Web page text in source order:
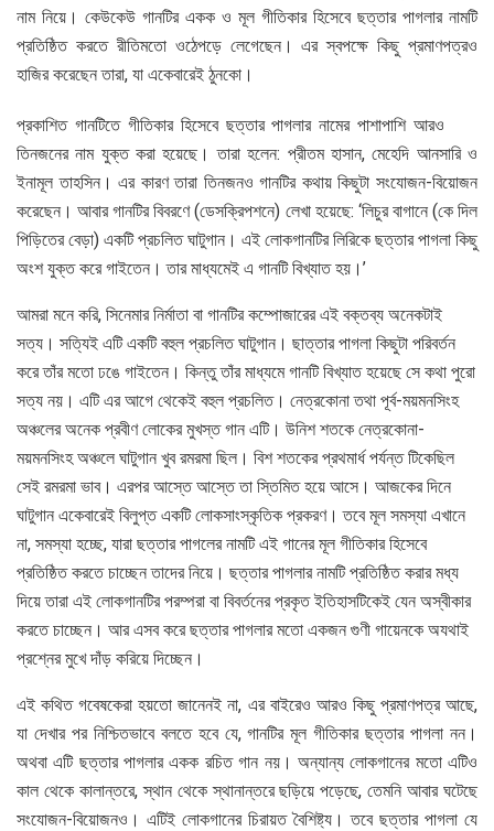
নাম নিয়ে। কেউকেউ গানটির একক ও মূল গীতিকার হিসেবে ছত্তার পাগলার নামটি
প্রতিষ্ঠিত করতে রীতিমতো ওঠেপড়ে লেগেছেন। এর স্বপক্ষে কিছু প্রমাণপত্রও
হাজির করেছেন তারা, যা একেবারেই ঠুনকো।
প্রকাশিত গানটিতে গীতিকার হিসেবে ছত্তার পাগলার নামের পাশাপাশি আরও
তিনজনের নাম যুক্ত করা হয়েছে। তারা হলেন: প্রীতম হাসান, মেহেদি আনসারি ও
ইনামূল তাহসিন। এর কারণ তারা তিনজনও গানটির কথায় কিছুটা সংযোজন-বিয়োজন
করেছেন। আবার গানটির বিবরণে (ডেসক্রিপশনে) লেখা হয়েছে: ‘লিচুর বাগানে (কে দিল
পিড়িতের বেড়া) একটি প্রচলিত ঘাটুগান। এই লোকগানটির লিরিকে ছত্তার পাগলা কিছু
অংশ যুক্ত করে গাইতেন। তার মাধ্যমেই এ গানটি বিখ্যাত হয়।’
আমরা মনে করি, সিনেমার নির্মাতা বা গানটির কম্পোজারের এই বক্তব্য অনেকটাই
সত্য। সত্যিই এটি একটি বহুল প্রচলিত ঘাটুগান। ছাত্তার পাগলা কিছুটা পরিবর্তন
করে তাঁর মতো ঢঙে গাইতেন। কিন্তু তাঁর মাধ্যমে গানটি বিখ্যাত হয়েছে সে কথা পুরো
সত্য নয়। এটি এর আগে থেকেই বহুল প্রচলিত। নেত্রকোনা তথা পূর্ব-ময়মনসিংহ
অঞ্চলের অনেক প্রবীণ লোকের মুখস্ত গান এটি। উনিশ শতকে নেত্রকোনা-
ময়মনসিংহ অঞ্চলে ঘাটুগান খুব রমরমা ছিল। বিশ শতকের প্রথমার্ধ পর্যন্ত টিকেছিল
সেই রমরমা ভাব। এরপর আস্তে আস্তে তা স্তিমিত হয়ে আসে। আজকের দিনে
ঘাটুগান একেবারেই বিলুপ্ত একটি লোকসাংস্কৃতিক প্রকরণ। তবে মূল সমস্যা এখানে
না, সমস্যা হচ্ছে, যারা ছত্তার পাগলের নামটি এই গানের মূল গীতিকার হিসেবে
প্রতিষ্ঠিত করতে চাচ্ছেন তাদের নিয়ে। ছত্তার পাগলার নামটি প্রতিষ্ঠিত করার মধ্য
দিয়ে তারা এই লোকগানটির পরম্পরা বা বিবর্তনের প্রকৃত ইতিহাসটিকেই যেন অস্বীকার
করতে চাচ্ছেন। আর এসব করে ছত্তার পাগলার মতো একজন গুণী গায়েনকে অযথাই
প্রশ্নের মুখে দাঁড় করিয়ে দিচ্ছেন।
এই কথিত গবেষকেরা হয়তো জানেনই না, এর বাইরেও আরও কিছু প্রমাণপত্র আছে,
যা দেখার পর নিশ্চিতভাবে বলতে হবে যে, গানটির মূল গীতিকার ছত্তার পাগলা নন।
অথবা এটি ছত্তার পাগলার একক রচিত গান নয়। অন্যান্য লোকগানের মতো এটিও
কাল থেকে কালান্তরে, স্থান থেকে স্থানান্তরে ছড়িয়ে পড়েছে, তেমনি আবার ঘটেছে
সংযোজন-বিয়োজনও। এটিই লোকগানের চিরায়ত বৈশিষ্ট্য। তবে ছত্তার পাগলা যে